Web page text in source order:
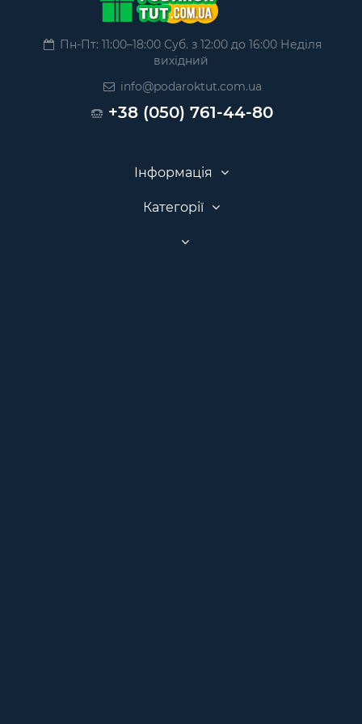
Пн-Пт: 11:00–18:00 Суб. з 12:00 до 16:00 Неділя
вихідний
info@podaroktut.com.ua
+38 (050) 761-44-80
Інформація
Категорії